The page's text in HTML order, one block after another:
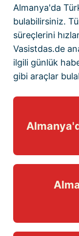
Almanya'da
bulabilirsiniz.
süreçlerini
Vasistdas.de
ilgili günlük
gibi araçlar